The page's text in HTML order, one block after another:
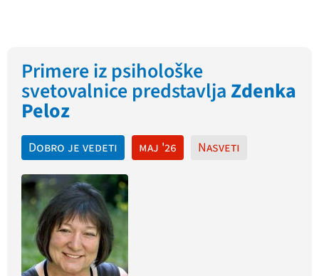
Primere iz psihološke
svetovalnice predstavlja Zdenka
Peloz
Dobro je vedeti maj '26 Nasveti